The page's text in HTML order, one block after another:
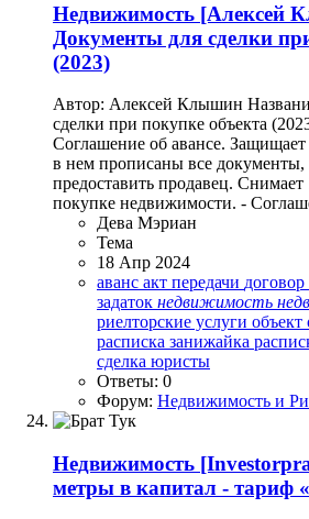
Недвижимость [Алексей
Документы для сделки
(2023)
Автор: Алексей Клышин
сделки при покупке объекта
Соглашение об авансе. Защищает
в нем прописаны все
предоставить продавец.
покупке недвижимости. -
Дева Мэриан
Тема
18 Апр 2024
аванс акт передачи
задаток недвижимость
риелторские услуги объект
расписка занижайка
сделка юристы
Ответы: 0
Форум: Недвижимость и
Недвижимость
метры в капитал - тариф